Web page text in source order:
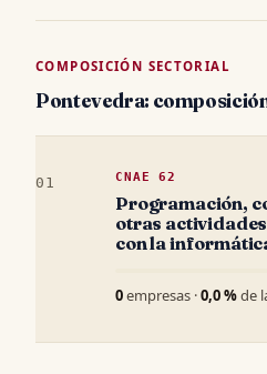
COMPOSICIÓN SECTORIAL
Pontevedra:
01 CNAE 62
Programación,
otras
con la
0empresas ·0,0 %de